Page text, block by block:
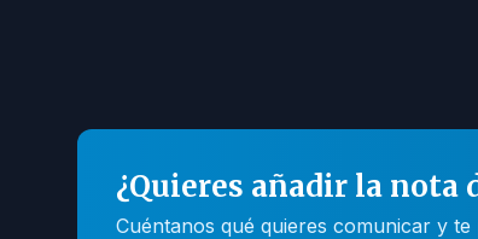
¿Quieres añadir la nota
Cuéntanos qué quieres comunicar y